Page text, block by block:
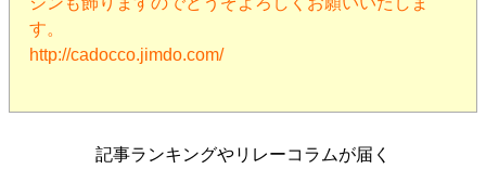
す。
http://cadocco.jimdo.com/
記事ランキングやリレーコラムが届く